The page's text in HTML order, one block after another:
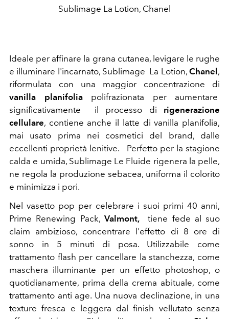
Sublimage La Lotion, Chanel
Ideale per affinare la grana cutanea, levigare le rughe
e illuminare l'incarnato, Sublimage La Lotion, Chanel ,
riformulata con una maggior concentrazione di
vanilla planifolia polifrazionata per aumentare
significativamente il processo di rigenerazione
cellulare, contiene anche il latte di vanilla planifolia,
mai usato prima nei cosmetici del brand, dalle
eccellenti proprietà lenitive. Perfetto per la stagione
calda e umida, Sublimage Le Fluide rigenera la pelle,
ne regola la produzione sebacea, uniforma il colorito
e minimizza i pori.
Nel vasetto pop per celebrare i suoi primi 40 anni,
Prime Renewing Pack, Valmont,tiene fede al suo
claim ambizioso, concentrare l'effetto di 8 ore di
sonno in 5 minuti di posa. Utilizzabile come
trattamento flash per cancellare la stanchezza, come
maschera illuminante per un effetto photoshop, o
quotidianamente, prima della crema abituale, come
trattamento anti age. Una nuova declinazione, in una
texture fresca e leggera dal finish vellutato senza